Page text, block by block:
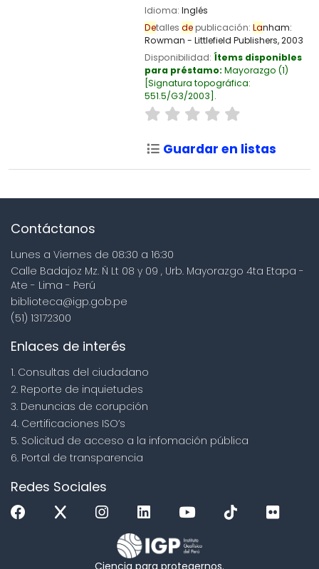
Idioma: Inglés
Detalles depublicación: Lanham:
Rowman - Littlefield Publishers,2003
Disponibilidad: Ítems disponibles
para préstamo: Mayorazgo (1)
Signatura topográfica:
551.5/G3/2003 .
Guardar en listas
Contáctanos
Lunes a Viernes de 08:30 a 16:30
Calle Badajoz Mz. Ñ Lt 08 y 09 , Urb. Mayorazgo 4ta Etapa -
Ate - Lima - Perú
biblioteca@igp.gob.pe
(51) 13172300
Enlaces de interés
1. Consultas del ciudadano
2. Reporte de inquietudes
3. Denuncias de corupción
4. Certificaciones ISO’s
5. Solicitud de acceso a la infomación pública
6. Portal de transparencia
Redes Sociales